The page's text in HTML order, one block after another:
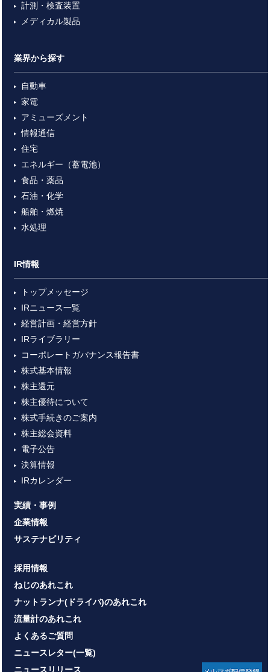
計測・検査装置
メディカル製品
業界から探す
自動車
家電
アミューズメント
情報通信
住宅
エネルギー（蓄電池）
食品・薬品
石油・化学
船舶・燃焼
水処理
IR情報
トップメッセージ
IRニュース一覧
経営計画・経営方針
IRライブラリー
コーポレートガバナンス報告書
株式基本情報
株主還元
株主優待について
株式手続きのご案内
株主総会資料
電子公告
決算情報
IRカレンダー
実績・事例
企業情報
サステナビリティ
採用情報
ねじのあれこれ
ナットランナ(ドライバ)のあれこれ
流量計のあれこれ
よくあるご質問
ニュースレター(一覧)
ニュースリリース